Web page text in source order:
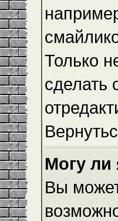
Только
сделать
Могу ли
Вы